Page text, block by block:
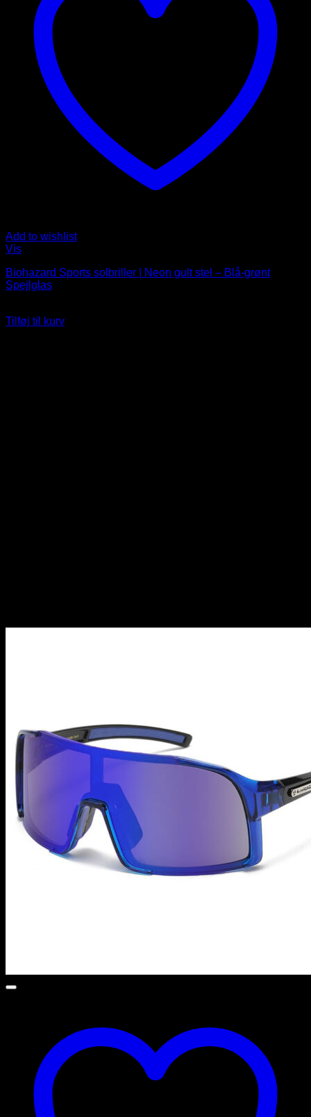
Add to wishlist
Vis
Biohazard Sports solbriller | Neon gult stel – Blå-grønt
Spejlglas
Tilføj til kurv